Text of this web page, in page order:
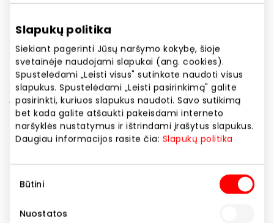
Slapukų politika
Siekiant pagerinti Jūsų naršymo kokybę, šioje
svetainėje naudojami slapukai (ang. cookies).
Spustelėdami „Leisti visus" sutinkate naudoti visus
slapukus. Spustelėdami „Leisti pasirinkimą" galite
pasirinkti, kuriuos slapukus naudoti. Savo sutikimą
bet kada galite atšaukti pakeisdami interneto
naršyklės nustatymus ir ištrindami įrašytus slapukus.
Daugiau informacijos rasite čia: Slapukų politika
pasirinkimas
Būtini
Nuostatos
„Reserved“ – tai prekės ženklas, kurio kolekcijose
atsispindi naujausios mados tendencijos, o saugus
klasikinis įvaizdis derinamas su originaliomis ir
karštomis mados naujiemos. Kuriant kolekcijas,
įkvėpimo yra semiamasi ne tik iš didžiųjų Europos ir
Amerikos metropolių, bet ir iš kasdienio Tokijo ar
Seulo miesto ritmų, kur atsispindinti naujausios
tendencijos, minimalizmas ir nepriekaištinga kokybė
kolekcijų moterims, vyrams ir vaikams, „Reserved“
parduotuvėse galima rasti unisex drabužių ir nišinių
„Maternity“, skirta besilaukiančioms. Kiekvienais